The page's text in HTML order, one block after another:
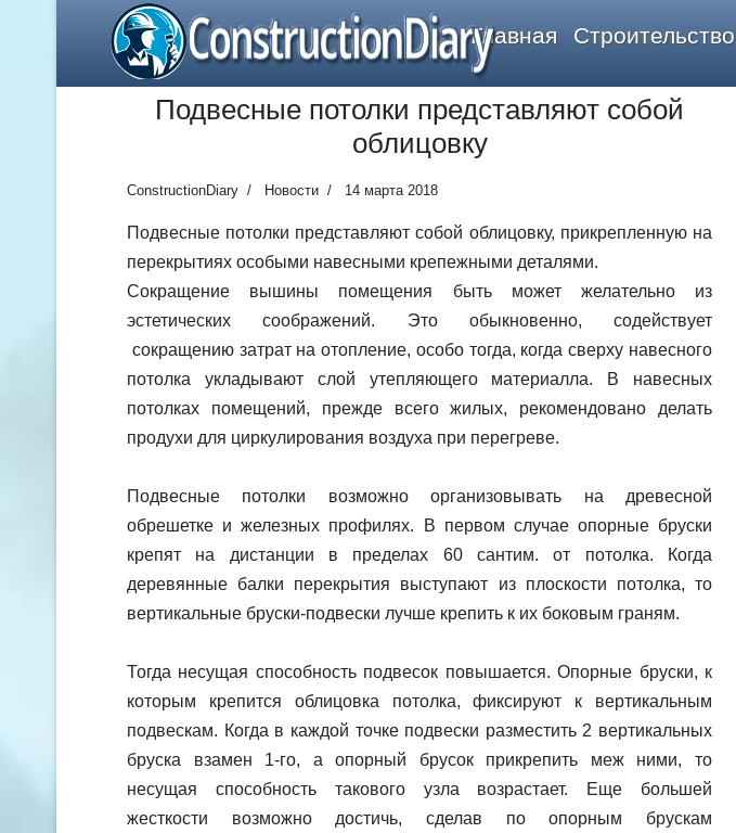
ConstructionDiaryГлавная Строительство
Подвесные потолки представляют собой
облицовку
ConstructionDiary Новости 14 марта 2018
Подвесные потолки представляют собой облицовку, прикрепленную на
перекрытиях особыми навесными крепежными деталями.
Сокращение вышины помещения быть может желательно из
эстетических соображений. Это обыкновенно, содействует
сокращению затрат на отопление, особо тогда, когда сверху навесного
потолка укладывают слой утепляющего материалла. В навесных
потолках помещений, прежде всего жилых, рекомендовано делать
продухи для циркулирования воздуха при перегреве.
Подвесные потолки возможно организовывать на древесной
обрешетке и железных профилях. В первом случае опорные бруски
крепят на дистанции в пределах 60 сантим. от потолка. Когда
деревянные балки перекрытия выступают из плоскости потолка, то
вертикальные бруски-подвески лучше крепить к их боковым граням.
Тогда несущая способность подвесок повышается. Опорные бруски, к
которым крепится облицовка потолка, фиксируют к вертикальным
подвескам. Когда в каждой точке подвески разместить 2 вертикальных
бруска взамен 1-го, а опорный брусок прикрепить меж ними, то
несущая способность такового узла возрастает. Еще большей
жесткости возможно достичь, сделав по опорным брускам